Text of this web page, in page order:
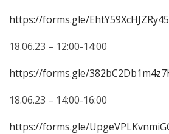
https://forms.gle/
18.06.23 – 12:00-14:00
https://forms.gle/
18.06.23 – 14:00-16:00
https://forms.gle/